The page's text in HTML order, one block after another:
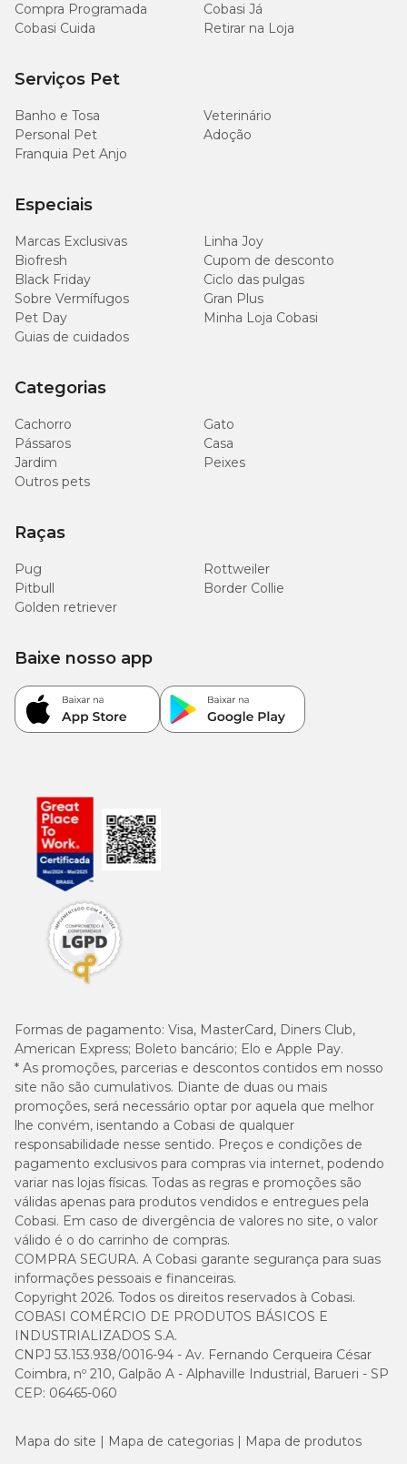
Compra Programada
Cobasi Já
Cobasi Cuida
Retirar na Loja
Serviços Pet
Banho e Tosa
Veterinário
Personal Pet
Adoção
Franquia Pet Anjo
Especiais
Marcas Exclusivas
Linha Joy
Biofresh
Cupom de desconto
Black Friday
Ciclo das pulgas
Sobre Vermífugos
Gran Plus
Pet Day
Minha Loja Cobasi
Guias de cuidados
Categorias
Cachorro
Gato
Pássaros
Casa
Jardim
Peixes
Outros pets
Raças
Pug
Rottweiler
Pitbull
Border Collie
Golden retriever
Formas de pagamento: Visa, MasterCard, Diners Club,
American Express; Boleto bancário; Elo e Apple Pay.
* As promoções, parcerias e descontos contidos em nosso
site não são cumulativos. Diante de duas ou mais
promoções, será necessário optar por aquela que melhor
lhe convém, isentando a Cobasi de qualquer
responsabilidade nesse sentido. Preços e condições de
pagamento exclusivos para compras via internet, podendo
variar nas lojas físicas. Todas as regras e promoções são
válidas apenas para produtos vendidos e entregues pela
Cobasi. Em caso de divergência de valores no site, o valor
válido é o do carrinho de compras.
COMPRA SEGURA. A Cobasi garante segurança para suas
informações pessoais e financeiras.
Copyright 2026. Todos os direitos reservados à Cobasi.
COBASI COMÉRCIO DE PRODUTOS BÁSICOS E
INDUSTRIALIZADOS S.A.
CNPJ 53.153.938/0016-94 - Av. Fernando Cerqueira César
Coimbra, nº 210, Galpão A - Alphaville Industrial, Barueri - SP
CEP: 06465-060
Baixe nosso app
Mapa do site Mapa de categorias Mapa de produtos